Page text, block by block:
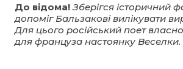
До відома!Зберігся історичний
допоміг Бальзакові вилікувати
Для цього російський поет
для француза настоянку Веселки.